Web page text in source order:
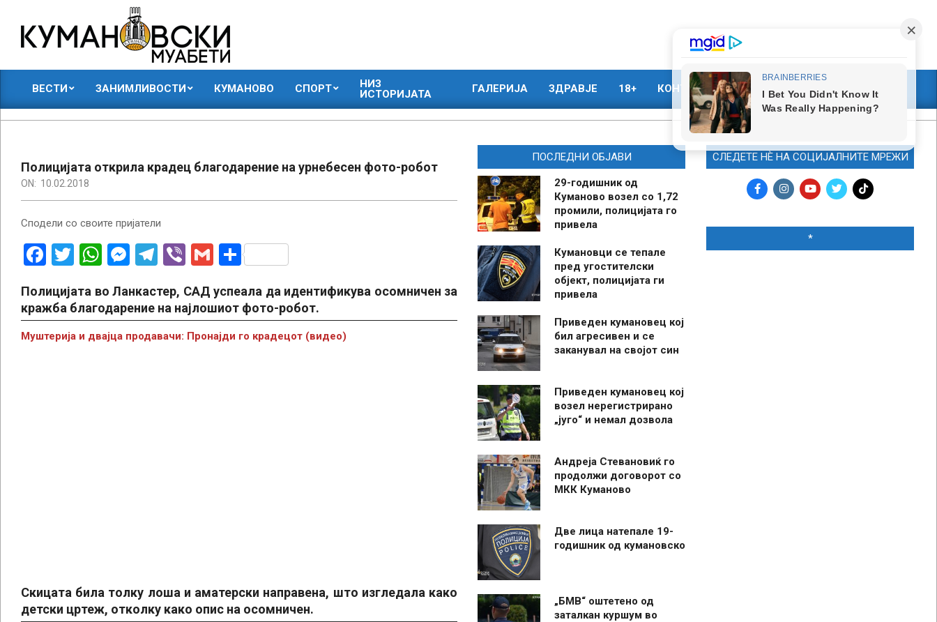
content
КУМАНОВСКИ
МУАБЕТИ
ВЕСТИ ЗАНИМЛИВОСТИ КУМАНОВО СПОРТ
НИЗ
ИСТОРИЈАТА
ГАЛЕРИЈА ЗДРАВЈЕ 18+ КОНТАКТ МАРКЕТИНГ
Полицијата открила крадец благодарение на урнебесен фото-робот
ON: 10.02.2018
Сподели со своите пријатели
Facebook
Twitter
WhatsApp
Messenger
Telegram
ViberGmailShare
Полицијата во Ланкастер, САД успеала да идентификува осомничен за
кражба благодарение на најлошиот фото-робот.
Муштерија и двајца продавачи: Пронајди го крадецот (видео)
Скицата била толку лоша и аматерски направена, што изгледала како
детски цртеж, отколку како опис на осомничен.
ПОСЛЕДНИ ОБЈАВИ
29-годишник од
Куманово возел со 1,72
промили, полицијата го
привела
Кумановци се тепале
пред угостителски
објект, полицијата ги
привела
Приведен кумановец кој
бил агресивен и се
заканувал на својот син
Приведен кумановец кој
возел нерегистрирано
„југо“ и немал дозвола
Андреја Стевановиќ го
продолжи договорот со
МКК Куманово
Две лица натепале 19-
годишник од кумановско
„БМВ“ оштетено од
заталкан куршум во
СЛЕДЕТЕ НЀ НА СОЦИЈАЛНИТЕ МРЕЖИ
*